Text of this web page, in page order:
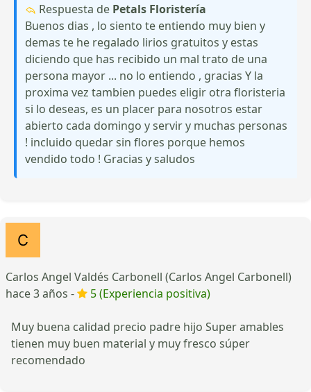
Respuesta de Petals Floristería
Buenos dias , lo siento te entiendo muy bien y
demas te he regalado lirios gratuitos y estas
diciendo que has recibido un mal trato de una
persona mayor ... no lo entiendo , gracias Y la
proxima vez tambien puedes eligir otra floristeria
si lo deseas, es un placer para nosotros estar
abierto cada domingo y servir y muchas personas
! incluido quedar sin flores porque hemos
vendido todo ! Gracias y saludos
Carlos Angel Valdés Carbonell (Carlos Angel Carbonell)
hace 3 años -
5 (Experiencia positiva)
Muy buena calidad precio padre hijo Super amables
tienen muy buen material y muy fresco súper
recomendado